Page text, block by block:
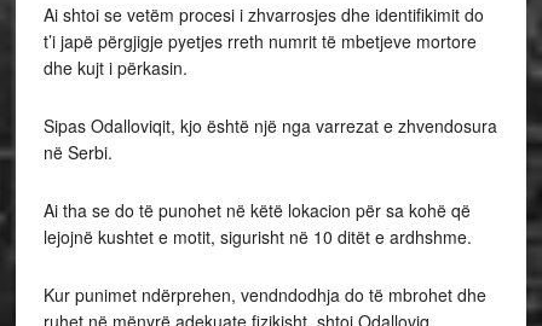
Ai shtoi se vetëm procesi i zhvarrosjes dhe identifikimit do
t’i japë përgjigje pyetjes rreth numrit të mbetjeve mortore
dhe kujt i përkasin.
Sipas Odalloviqit, kjo është një nga varrezat e zhvendosura
në Serbi.
Ai tha se do të punohet në këtë lokacion për sa kohë që
lejojnë kushtet e motit, sigurisht në 10 ditët e ardhshme.
Kur punimet ndërprehen, vendndodhja do të mbrohet dhe
ruhet në mënyrë adekuate fizikisht, shtoi Odalloviq.